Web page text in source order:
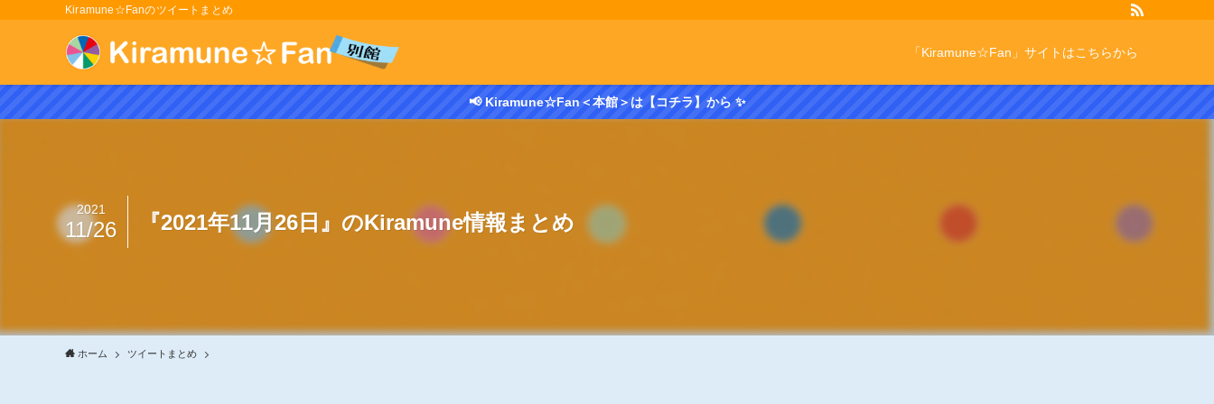
Kiramune☆Fanのツイートまとめ
「Kiramune☆Fan」サイトはこちらから
📢 Kiramune☆Fan＜本館＞は【コチラ】から ✨
『2021年11月26日』のKiramune情報まとめ
2021
11/26
ホーム ツイートまとめ